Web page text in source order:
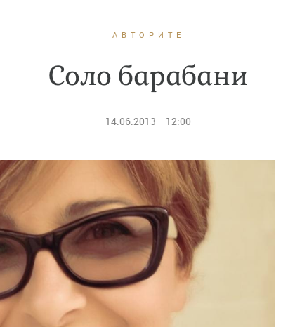
АВТОРИТЕ
Соло барабани
14.06.2013 12:00